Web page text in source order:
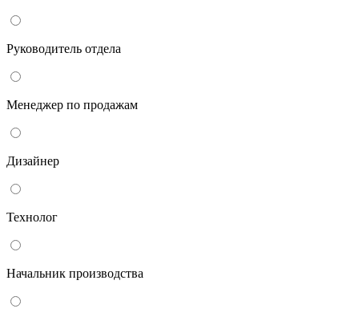
Руководитель отдела
Менеджер по продажам
Дизайнер
Технолог
Начальник производства